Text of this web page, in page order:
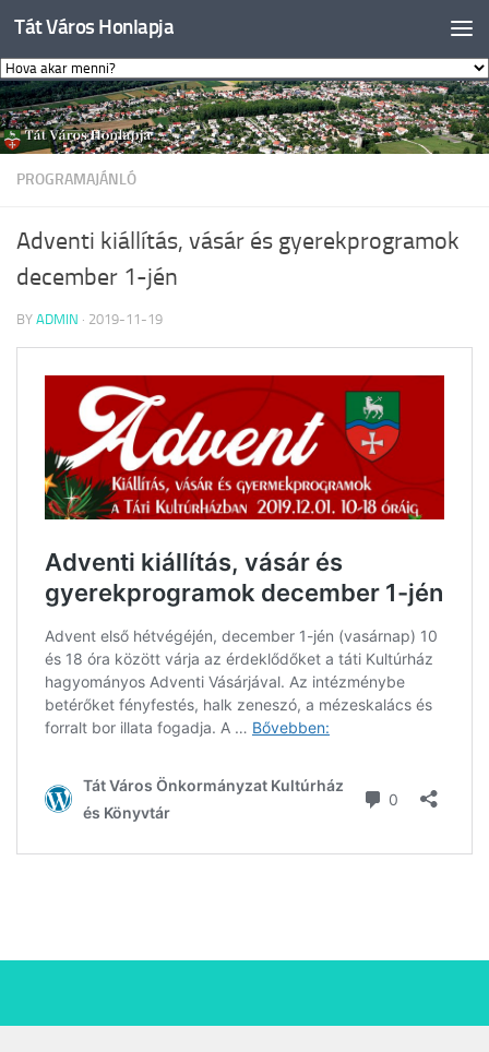
Skip to content
Tát Város Honlapja
PROGRAMAJÁNLÓ
Adventi kiállítás, vásár és gyerekprogramok
december 1-jén
BY ADMIN · 2019-11-19